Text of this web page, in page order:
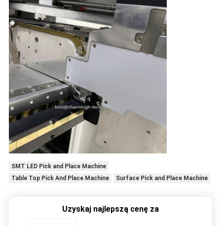
SMT LED Pick and Place Machine
Table Top Pick And Place Machine
Surface Pick and Place Machine
Uzyskaj najlepszą cenę za